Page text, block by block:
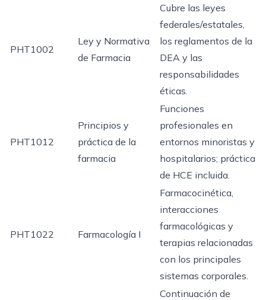
PHT1002
Ley y Normativa
de Farmacia
Cubre las leyes
federales/estatales,
los reglamentos de la
DEA y las
responsabilidades
éticas.
PHT1012
Principios y
práctica de la
farmacia
Funciones
profesionales en
entornos minoristas y
hospitalarios; práctica
de HCE incluida.
PHT1022 Farmacología I
Farmacocinética,
interacciones
farmacológicas y
terapias relacionadas
con los principales
sistemas corporales.
Continuación de